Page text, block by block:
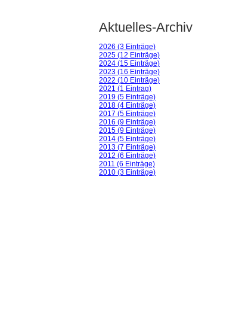
Aktuelles-Archiv
2026 (3 Einträge)
2025 (12 Einträge)
2024 (15 Einträge)
2023 (16 Einträge)
2022 (10 Einträge)
2021 (1 Eintrag)
2019 (5 Einträge)
2018 (4 Einträge)
2017 (5 Einträge)
2016 (9 Einträge)
2015 (9 Einträge)
2014 (5 Einträge)
2013 (7 Einträge)
2012 (6 Einträge)
2011 (6 Einträge)
2010 (3 Einträge)